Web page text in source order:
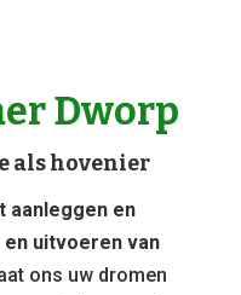
Dworp
als hovenier
aanleggen en
en uitvoeren van
ons uw dromen